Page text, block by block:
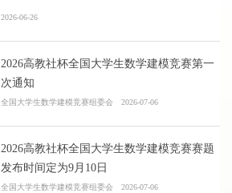
2026-06-26
2026高教社杯全国大学生数学建模竞赛第一
次通知
全国大学生数学建模竞赛组委会 2026-07-06
2026高教社杯全国大学生数学建模竞赛赛题
发布时间定为9月10日
全国大学生数学建模竞赛组委会 2026-07-06